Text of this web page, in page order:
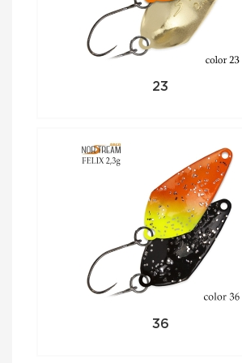
23
36